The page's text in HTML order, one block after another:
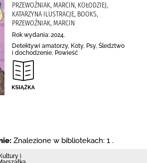
PRZEWOŹNIAK, MARCIN, KOŁODZIEJ,
KATARZYNA ILUSTRACJE, BOOKS,
PRZEWOŹNIAK, MARCIN
Rok wydania: 2024.
Detektywi amatorzy, Koty, Psy, Śledztwo
i dochodzenie, Powieść
Znalezione w bibliotekach: 1 .
i